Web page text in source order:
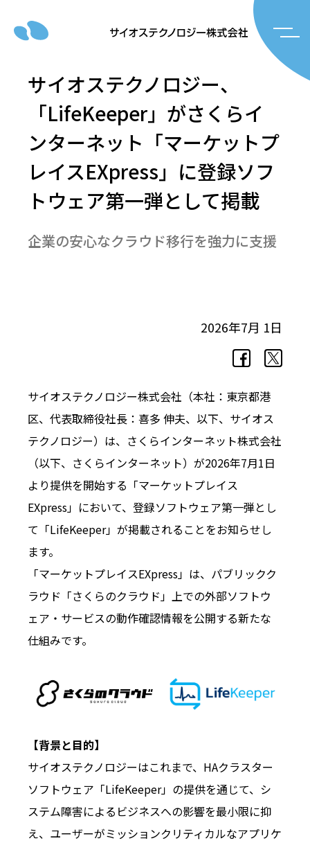
サイオステクノロジー、
「LifeKeeper」がさくらイ
ンターネット「マーケットプ
レイスEXpress」に登録ソフ
トウェア第一弾として掲載
企業の安心なクラウド移行を強力に支援
2026年7月 1日
サイオステクノロジー株式会社（本社：東京都港
区、代表取締役社長：喜多 伸夫、以下、サイオス
テクノロジー）は、さくらインターネット株式会社
（以下、さくらインターネット）が2026年7月1日
より提供を開始する「マーケットプレイス
EXpress」において、登録ソフトウェア第一弾とし
て「LifeKeeper」が掲載されることをお知らせし
ます。
「マーケットプレイスEXpress」は、パブリックク
ラウド「さくらのクラウド」上での外部ソフトウ
ェア・サービスの動作確認情報を公開する新たな
仕組みです。
【背景と目的】
サイオステクノロジーはこれまで、HAクラスター
ソフトウェア「LifeKeeper」の提供を通じて、シ
ステム障害によるビジネスへの影響を最小限に抑
え、ユーザーがミッションクリティカルなアプリケ